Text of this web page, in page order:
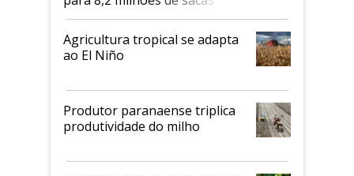
Agricultura tropical se adapta
ao El Niño
Produtor paranaense triplica
produtividade do milho